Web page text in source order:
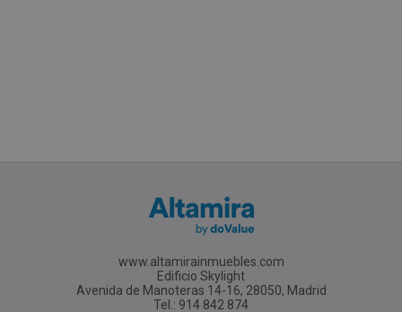
www.altamirainmuebles.com
Edificio Skylight
Avenida de Manoteras 14-16, 28050, Madrid
Tel.: 914 842 874